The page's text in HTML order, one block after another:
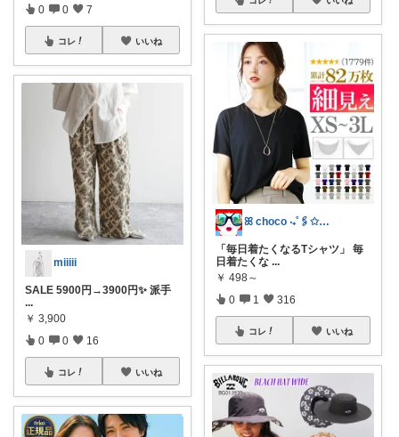
0 0 7
コレ いいね
miiiii
SALE 5900円→3900円✨ 派手
...
￥ 3,900
0 0 16
コレ いいね
ꕤ choco ‧₊˚🖇️✩₊˚⊹
「毎日着たくなるTシャツ」 毎
日着たくな ...
￥ 498～
0 1 316
コレ いいね